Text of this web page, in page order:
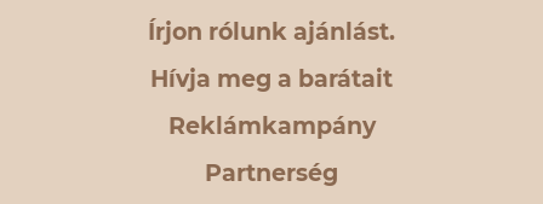
Írjon rólunk ajánlást.
Hívja meg a barátait
Reklámkampány
Partnerség